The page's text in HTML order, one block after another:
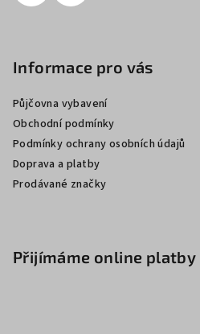
Informace pro vás
Půjčovna vybavení
Obchodní podmínky
Podmínky ochrany osobních údajů
Doprava a platby
Prodávané značky
Přijímáme online platby